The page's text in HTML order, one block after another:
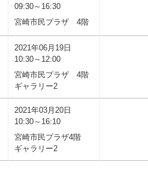
09:30～16:30
宮崎市民プラザ 4階
2021年06月19日
10:30～12:00
宮崎市民プラザ 4階
ギャラリー2
2021年03月20日
10:30～16:10
宮崎市民プラザ4階
ギャラリー2